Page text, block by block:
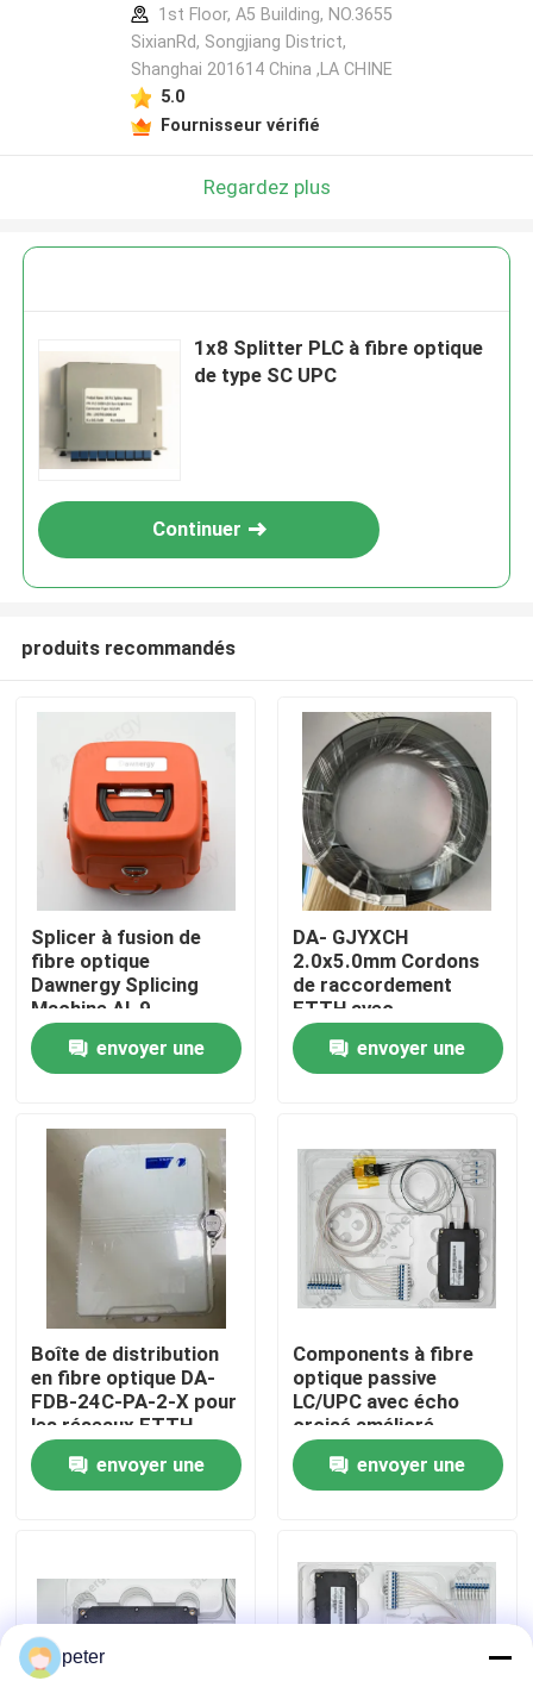
Maison
Produits
Vidéos
Au sujet de nous
Visite d'usine
Contrôle de qualité
Contactez-nous
Cas
Demandez une citation
1st Floor, A5 Building, NO.3655
SixianRd, Songjiang District,
Shanghai 201614 China ,LA CHINE
5.0
Fournisseur vérifié
Regardez plus
1x8 Splitter PLC à fibre optique
de type SC UPC
Continuer
produits recommandés
Splicer à fusion de
fibre optique
Dawnergy Splicing
Machine AI-9
envoyer une
DA- GJYXCH
2.0x5.0mm Cordons
de raccordement
FTTH avec
connecteur Mini SC
étanche et connecteur
traversant
envoyer une
Boîte de distribution
en fibre optique DA-
FDB-24C-PA-2-X pour
les réseaux FTTH
envoyer une
Components à fibre
optique passive
LC/UPC avec écho
croisé amélioré
envoyer une
peter